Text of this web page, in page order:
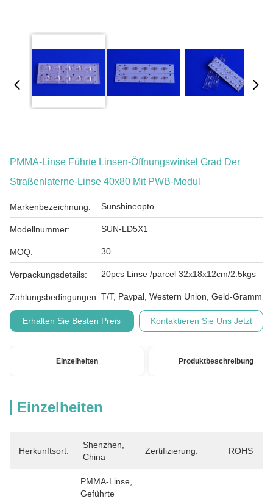
PMMA-Linse Führte Linsen-Öffnungswinkel Grad Der
Straßenlaterne-Linse 40x80 Mit PWB-Modul
Markenbezeichnung: Sunshineopto
Modellnummer: SUN-LD5X1
MOQ: 30
Verpackungsdetails: 20pcs Linse /parcel 32x18x12cm/2.5kgs
Zahlungsbedingungen: T/T, Paypal, Western Union, Geld-Gramm
Erhalten Sie Besten Preis Kontaktieren Sie Uns Jetzt
Einzelheiten Produktbeschreibung
Einzelheiten
Herkunftsort:
Shenzhen,
China
Zertifizierung: ROHS
PMMA-Linse,
Geführte